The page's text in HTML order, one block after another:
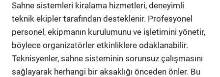
Sahne sistemleri kiralama hizmetleri, deneyimli
teknik ekipler tarafından desteklenir. Profesyonel
personel, ekipmanın kurulumunu ve işletimini yönetir,
böylece organizatörler etkinliklere odaklanabilir.
Teknisyenler, sahne sisteminin sorunsuz çalışmasını
sağlayarak herhangi bir aksaklığı önceden önler. Bu